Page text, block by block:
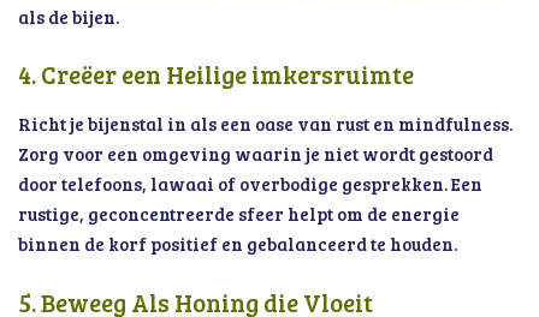
als de bijen.
4. Creëer een Heilige imkersruimte
Richt je bijenstal in als een oase van rust en mindfulness.
Zorg voor een omgeving waarin je niet wordt gestoord
door telefoons, lawaai of overbodige gesprekken. Een
rustige, geconcentreerde sfeer helpt om de energie
binnen de korf positief en gebalanceerd te houden.
5. Beweeg Als Honing die Vloeit